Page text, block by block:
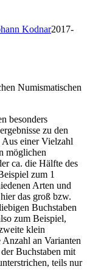
Kodnar2017-
Numismatischen
besonders
zu den
Aus einer Vielzahl
möglichen
ca. die Hälfte des
zum 1
Arten und
das groß bzw.
Buchstaben
zum Beispiel,
klein
an Varianten
Buchstaben mit
teils nur